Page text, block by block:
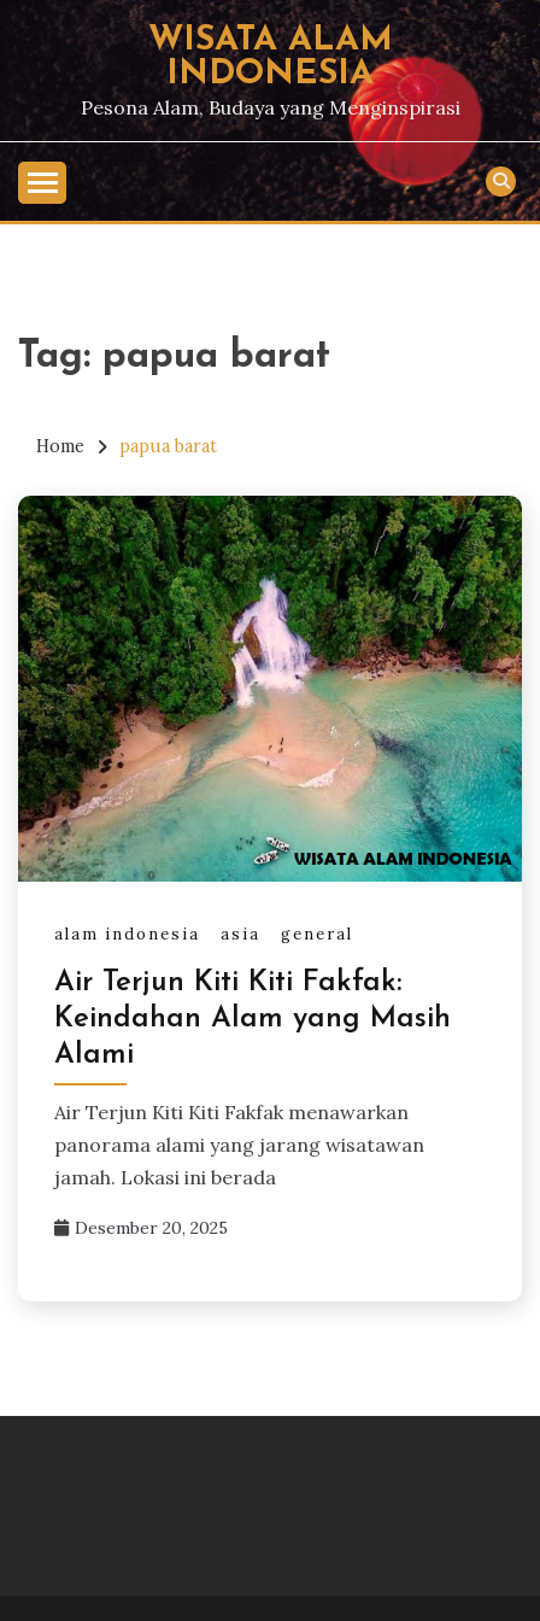
Skip
content
WISATA ALAM
INDONESIA
Pesona Alam, Budaya yang Menginspirasi
Tag: papua barat
Home papua barat
alam indonesia asia general
Air Terjun Kiti Kiti Fakfak:
Keindahan Alam yang Masih
Alami
Air Terjun Kiti Kiti Fakfak menawarkan
panorama alami yang jarang wisatawan
jamah. Lokasi ini berada
Desember 20, 2025